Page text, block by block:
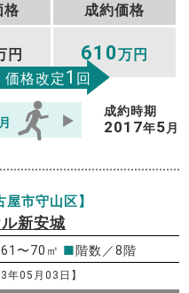
格 成約価格
円 610万円
価格改定1 回
成約時期
2017年5 月
屋市守山区】
新安城
〜70㎡ ■階数／8階
年05月03日】